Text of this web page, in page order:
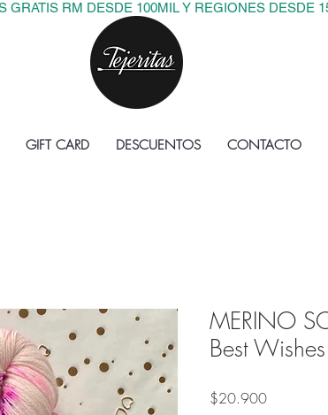
GIFT CARD DESCUENTOS CONTACTO
MERINO
Best Wishes
$20.900Precio